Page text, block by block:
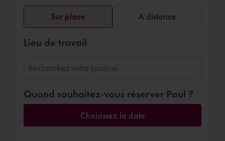
Sur place A distance
Lieu de travail
Quand souhaitez-vous réserver Paul ?
Choisissez la date